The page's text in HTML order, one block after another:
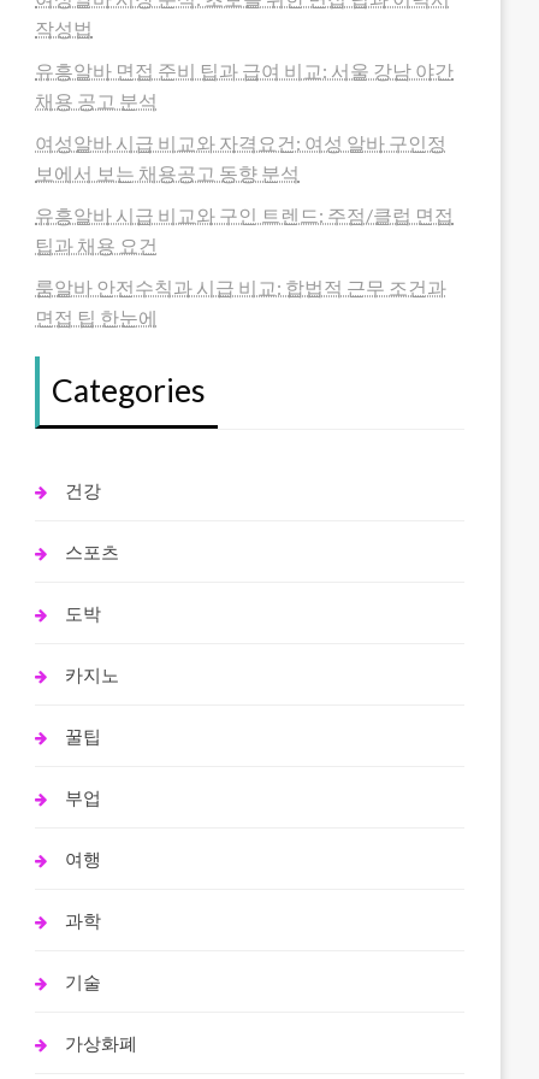
작성법
유흥알바 면접 준비 팁과 급여 비교: 서울 강남 야간
채용 공고 분석
여성알바 시급 비교와 자격요건: 여성 알바 구인정
보에서 보는 채용공고 동향 분석
유흥알바 시급 비교와 구인 트렌드: 주점/클럽 면접
팁과 채용 요건
룸알바 안전수칙과 시급 비교: 합법적 근무 조건과
면접 팁 한눈에
Categories
건강
스포츠
도박
카지노
꿀팁
부업
여행
과학
기술
가상화폐